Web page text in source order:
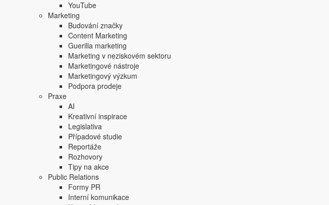
YouTube
Marketing
Budování značky
Content Marketing
Guerilla marketing
Marketing v neziskovém sektoru
Marketingové nástroje
Marketingový výzkum
Podpora prodeje
Praxe
AI
Kreativní inspirace
Legislativa
Případové studie
Reportáže
Rozhovory
Tipy na akce
Public Relations
Formy PR
Interní komunikace
Copyright © 2004-2020 Focus Agency, s.r.o. Plné znění licenčních podmínek. ISSN
Jakékoliv publikování, přebírání nebo šíření obsahu je bez písemného souhlasu
Focus Agency, s.r.o. zakázáno.